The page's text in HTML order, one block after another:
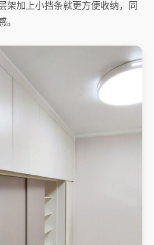
架加上小挡条就更方便收纳，同
。